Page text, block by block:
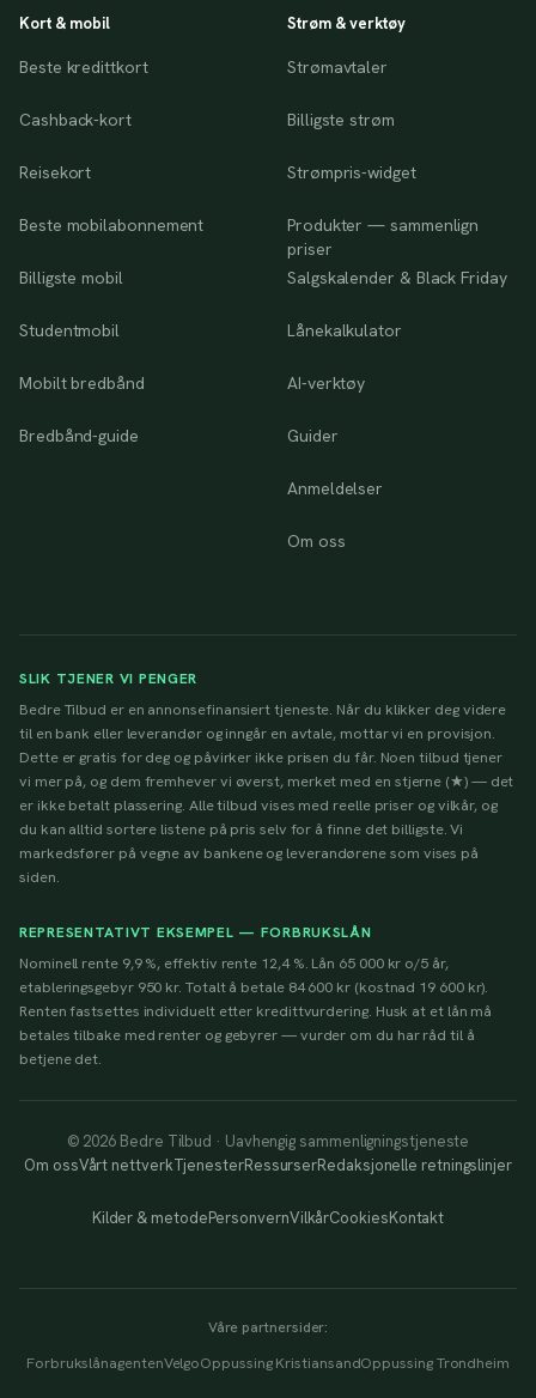
Kort & mobil
Beste kredittkort
Cashback-kort
Reisekort
Beste mobilabonnement
Billigste mobil
Studentmobil
Mobilt bredbånd
Bredbånd-guide
Strøm & verktøy
Strømavtaler
Billigste strøm
Strømpris-widget
Produkter — sammenlign
priser
Salgskalender & Black Friday
Lånekalkulator
AI-verktøy
Guider
Anmeldelser
Om oss
SLIK TJENER VI PENGER
Bedre Tilbud er en annonsefinansiert tjeneste. Når du klikker deg videre
til en bank eller leverandør og inngår en avtale, mottar vi en provisjon.
Dette er gratis for deg og påvirker ikke prisen du får. Noen tilbud tjener
vi mer på, og dem fremhever vi øverst, merket med en stjerne (★) — det
er ikke betalt plassering. Alle tilbud vises med reelle priser og vilkår, og
du kan alltid sortere listene på pris selv for å finne det billigste. Vi
markedsfører på vegne av bankene og leverandørene som vises på
siden.
REPRESENTATIVT EKSEMPEL — FORBRUKSLÅN
Nominell rente 9,9 %, effektiv rente 12,4 %. Lån 65 000 kr o/5 år,
etableringsgebyr 950 kr. Totalt å betale 84 600 kr (kostnad 19 600 kr).
Renten fastsettes individuelt etter kredittvurdering. Husk at et lån må
betales tilbake med renter og gebyrer — vurder om du har råd til å
betjene det.
© 2026 Bedre Tilbud · Uavhengig sammenligningstjeneste
Om ossVårt nettverkTjenesterRessurserRedaksjonelle retningslinjer
Kilder & metodePersonvernVilkårCookiesKontakt
Våre partnersider:
ForbrukslånagentenVelgoOppussing KristiansandOppussing Trondheim